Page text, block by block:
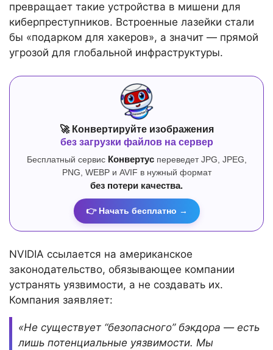
превращает такие устройства в мишени для
киберпреступников. Встроенные лазейки стали
бы «подарком для хакеров», а значит — прямой
угрозой для глобальной инфраструктуры.
🚀 Конвертируйте изображения
без загрузки файлов на сервер
Бесплатный сервис Конвертуспереведет JPG, JPEG,
PNG, WEBP и AVIF в нужный формат
без потери качества.
👉 Начать бесплатно →
NVIDIA ссылается на американское
законодательство, обязывающее компании
устранять уязвимости, а не создавать их.
Компания заявляет:
«Не существует “безопасного” бэкдора — есть
лишь потенциальные уязвимости. Мы